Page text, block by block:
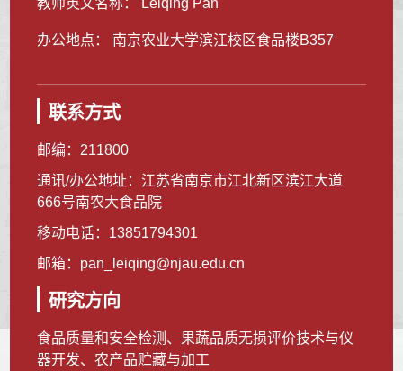
办公地点： 南京农业大学滨江校区食品楼B357
联系方式
邮编： 211800
通讯/办公地址： 江苏省南京市江北新区滨江大道
666号南农大食品院
移动电话： 13851794301
邮箱： pan_leiqing@njau.edu.cn
研究方向
食品质量和安全检测、果蔬品质无损评价技术与仪
器开发、农产品贮藏与加工